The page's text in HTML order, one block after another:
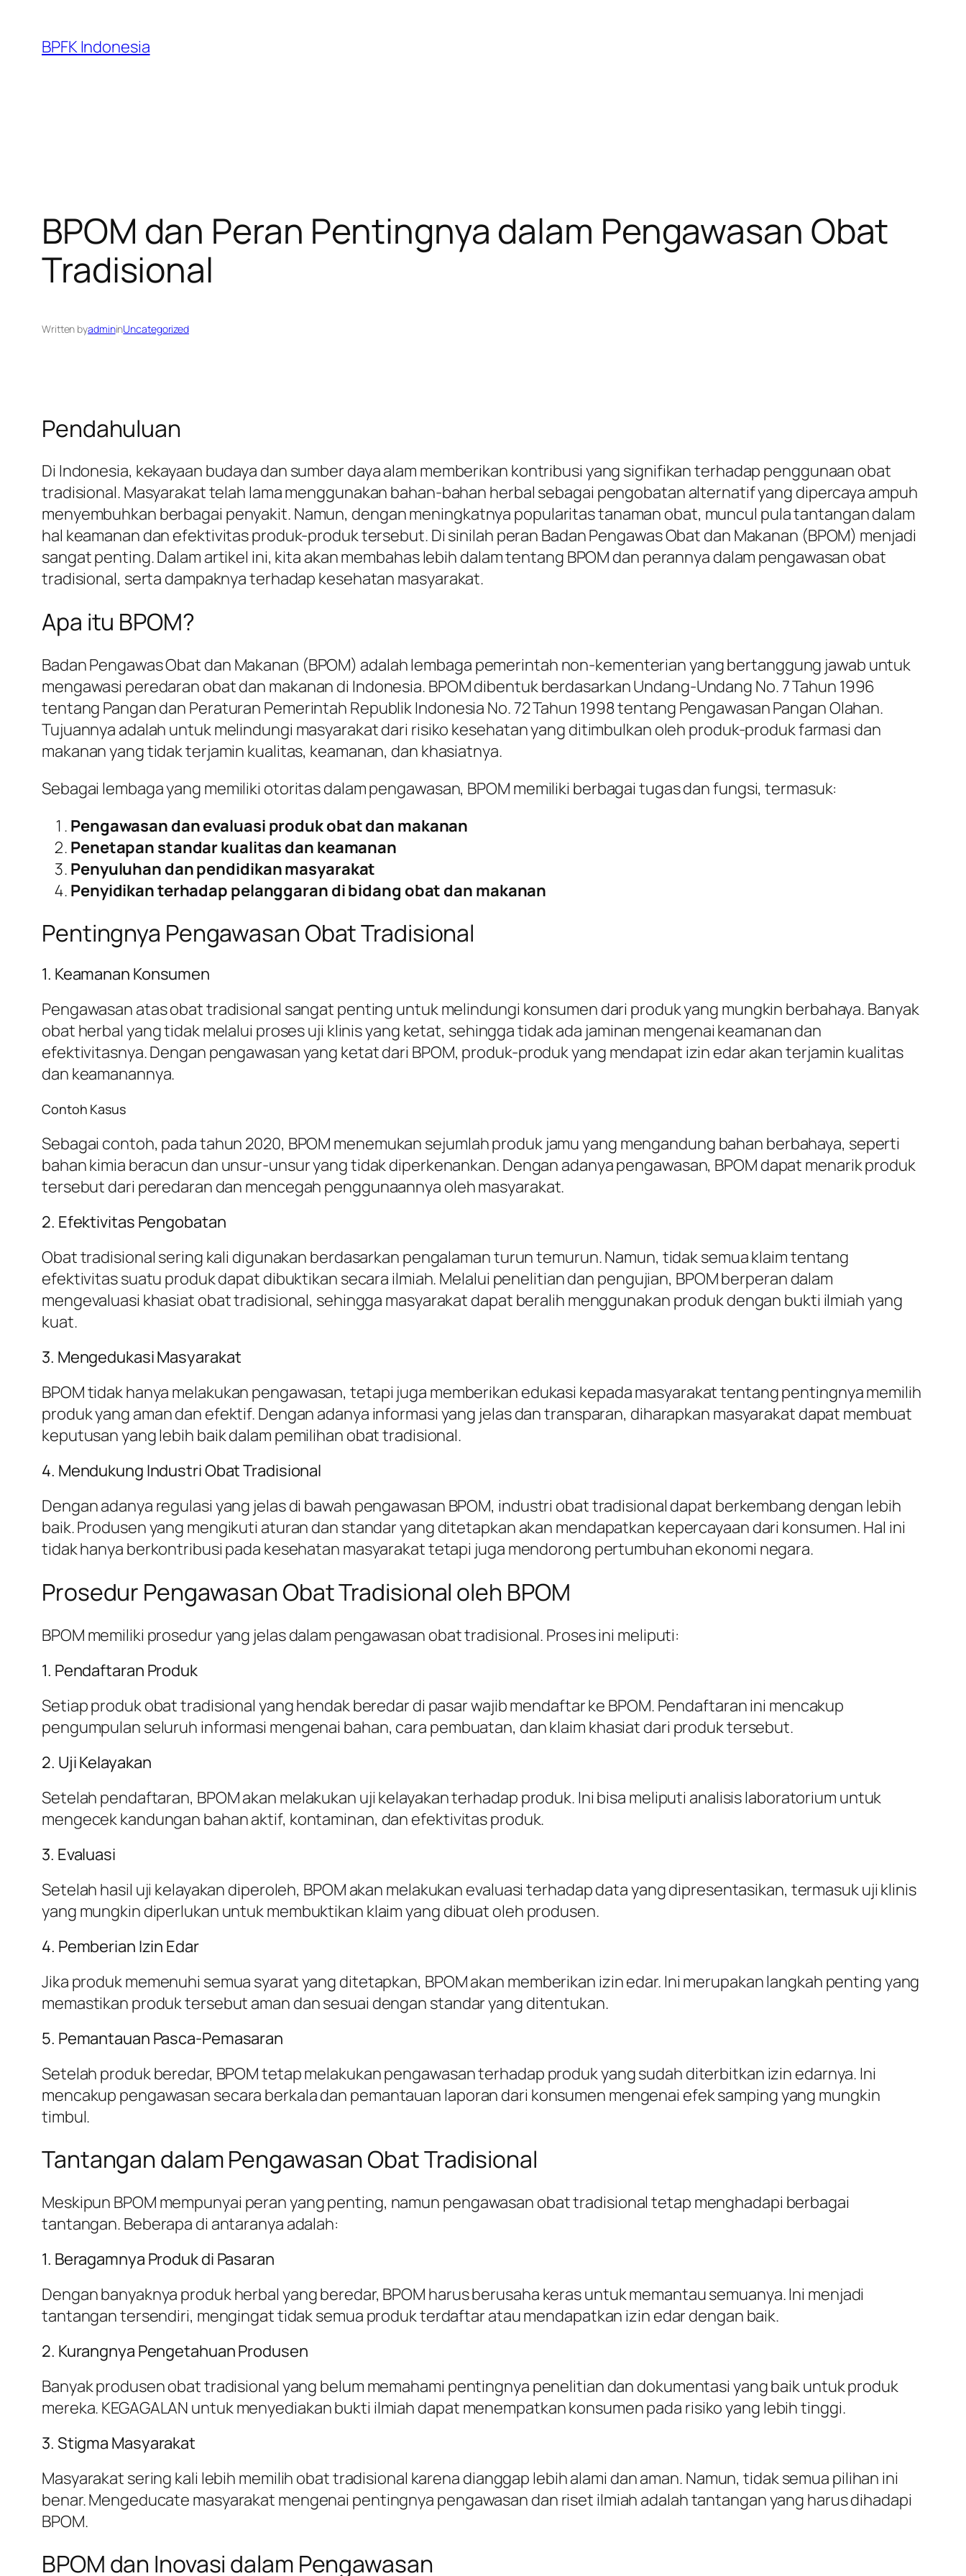
content
BPFK Indonesia
BPOM dan Peran Pentingnya dalam Pengawasan Obat
Tradisional
Written byadmininUncategorized
Pendahuluan
Di Indonesia, kekayaan budaya dan sumber daya alam memberikan kontribusi yang signifikan terhadap penggunaan obat
tradisional. Masyarakat telah lama menggunakan bahan-bahan herbal sebagai pengobatan alternatif yang dipercaya ampuh
menyembuhkan berbagai penyakit. Namun, dengan meningkatnya popularitas tanaman obat, muncul pula tantangan dalam
hal keamanan dan efektivitas produk-produk tersebut. Di sinilah peran Badan Pengawas Obat dan Makanan (BPOM) menjadi
sangat penting. Dalam artikel ini, kita akan membahas lebih dalam tentang BPOM dan perannya dalam pengawasan obat
tradisional, serta dampaknya terhadap kesehatan masyarakat.
Apa itu BPOM?
Badan Pengawas Obat dan Makanan (BPOM) adalah lembaga pemerintah non-kementerian yang bertanggung jawab untuk
mengawasi peredaran obat dan makanan di Indonesia. BPOM dibentuk berdasarkan Undang-Undang No. 7 Tahun 1996
tentang Pangan dan Peraturan Pemerintah Republik Indonesia No. 72 Tahun 1998 tentang Pengawasan Pangan Olahan.
Tujuannya adalah untuk melindungi masyarakat dari risiko kesehatan yang ditimbulkan oleh produk-produk farmasi dan
makanan yang tidak terjamin kualitas, keamanan, dan khasiatnya.
Sebagai lembaga yang memiliki otoritas dalam pengawasan, BPOM memiliki berbagai tugas dan fungsi, termasuk:
Pengawasan dan evaluasi produk obat dan makanan
Penetapan standar kualitas dan keamanan
Penyuluhan dan pendidikan masyarakat
Penyidikan terhadap pelanggaran di bidang obat dan makanan
Pentingnya Pengawasan Obat Tradisional
1. Keamanan Konsumen
Pengawasan atas obat tradisional sangat penting untuk melindungi konsumen dari produk yang mungkin berbahaya. Banyak
obat herbal yang tidak melalui proses uji klinis yang ketat, sehingga tidak ada jaminan mengenai keamanan dan
efektivitasnya. Dengan pengawasan yang ketat dari BPOM, produk-produk yang mendapat izin edar akan terjamin kualitas
dan keamanannya.
Contoh Kasus
Sebagai contoh, pada tahun 2020, BPOM menemukan sejumlah produk jamu yang mengandung bahan berbahaya, seperti
bahan kimia beracun dan unsur-unsur yang tidak diperkenankan. Dengan adanya pengawasan, BPOM dapat menarik produk
tersebut dari peredaran dan mencegah penggunaannya oleh masyarakat.
2. Efektivitas Pengobatan
Obat tradisional sering kali digunakan berdasarkan pengalaman turun temurun. Namun, tidak semua klaim tentang
efektivitas suatu produk dapat dibuktikan secara ilmiah. Melalui penelitian dan pengujian, BPOM berperan dalam
mengevaluasi khasiat obat tradisional, sehingga masyarakat dapat beralih menggunakan produk dengan bukti ilmiah yang
kuat.
3. Mengedukasi Masyarakat
BPOM tidak hanya melakukan pengawasan, tetapi juga memberikan edukasi kepada masyarakat tentang pentingnya memilih
produk yang aman dan efektif. Dengan adanya informasi yang jelas dan transparan, diharapkan masyarakat dapat membuat
keputusan yang lebih baik dalam pemilihan obat tradisional.
4. Mendukung Industri Obat Tradisional
Dengan adanya regulasi yang jelas di bawah pengawasan BPOM, industri obat tradisional dapat berkembang dengan lebih
baik. Produsen yang mengikuti aturan dan standar yang ditetapkan akan mendapatkan kepercayaan dari konsumen. Hal ini
tidak hanya berkontribusi pada kesehatan masyarakat tetapi juga mendorong pertumbuhan ekonomi negara.
Prosedur Pengawasan Obat Tradisional oleh BPOM
BPOM memiliki prosedur yang jelas dalam pengawasan obat tradisional. Proses ini meliputi:
1. Pendaftaran Produk
Setiap produk obat tradisional yang hendak beredar di pasar wajib mendaftar ke BPOM. Pendaftaran ini mencakup
pengumpulan seluruh informasi mengenai bahan, cara pembuatan, dan klaim khasiat dari produk tersebut.
2. Uji Kelayakan
Setelah pendaftaran, BPOM akan melakukan uji kelayakan terhadap produk. Ini bisa meliputi analisis laboratorium untuk
mengecek kandungan bahan aktif, kontaminan, dan efektivitas produk.
3. Evaluasi
Setelah hasil uji kelayakan diperoleh, BPOM akan melakukan evaluasi terhadap data yang dipresentasikan, termasuk uji klinis
yang mungkin diperlukan untuk membuktikan klaim yang dibuat oleh produsen.
4. Pemberian Izin Edar
Jika produk memenuhi semua syarat yang ditetapkan, BPOM akan memberikan izin edar. Ini merupakan langkah penting yang
memastikan produk tersebut aman dan sesuai dengan standar yang ditentukan.
5. Pemantauan Pasca-Pemasaran
Setelah produk beredar, BPOM tetap melakukan pengawasan terhadap produk yang sudah diterbitkan izin edarnya. Ini
mencakup pengawasan secara berkala dan pemantauan laporan dari konsumen mengenai efek samping yang mungkin
timbul.
Tantangan dalam Pengawasan Obat Tradisional
Meskipun BPOM mempunyai peran yang penting, namun pengawasan obat tradisional tetap menghadapi berbagai
tantangan. Beberapa di antaranya adalah:
1. Beragamnya Produk di Pasaran
Dengan banyaknya produk herbal yang beredar, BPOM harus berusaha keras untuk memantau semuanya. Ini menjadi
tantangan tersendiri, mengingat tidak semua produk terdaftar atau mendapatkan izin edar dengan baik.
2. Kurangnya Pengetahuan Produsen
Banyak produsen obat tradisional yang belum memahami pentingnya penelitian dan dokumentasi yang baik untuk produk
mereka. KEGAGALAN untuk menyediakan bukti ilmiah dapat menempatkan konsumen pada risiko yang lebih tinggi.
3. Stigma Masyarakat
Masyarakat sering kali lebih memilih obat tradisional karena dianggap lebih alami dan aman. Namun, tidak semua pilihan ini
benar. Mengeducate masyarakat mengenai pentingnya pengawasan dan riset ilmiah adalah tantangan yang harus dihadapi
BPOM.
BPOM dan Inovasi dalam Pengawasan